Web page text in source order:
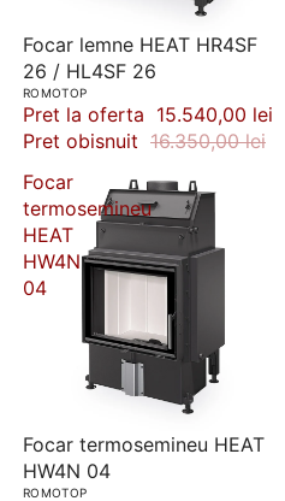
-5%
Focar lemne HEAT HR4SF
26 / HL4SF 26
ROMOTOP
Pret la oferta 15.540,00 lei
Pret obisnuit 16.350,00 lei
Focar
termosemineu
HEAT
HW4N
04
Focar termosemineu HEAT
HW4N 04
ROMOTOP